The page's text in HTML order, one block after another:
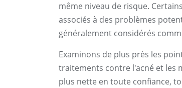
même niveau de risque.
associés à des problèmes
généralement considérés
Examinons de plus près les
traitements contre l'acné et les
plus nette en toute confiance,